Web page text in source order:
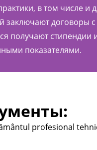
в том числе
заключают
получают
показателями.
profesional